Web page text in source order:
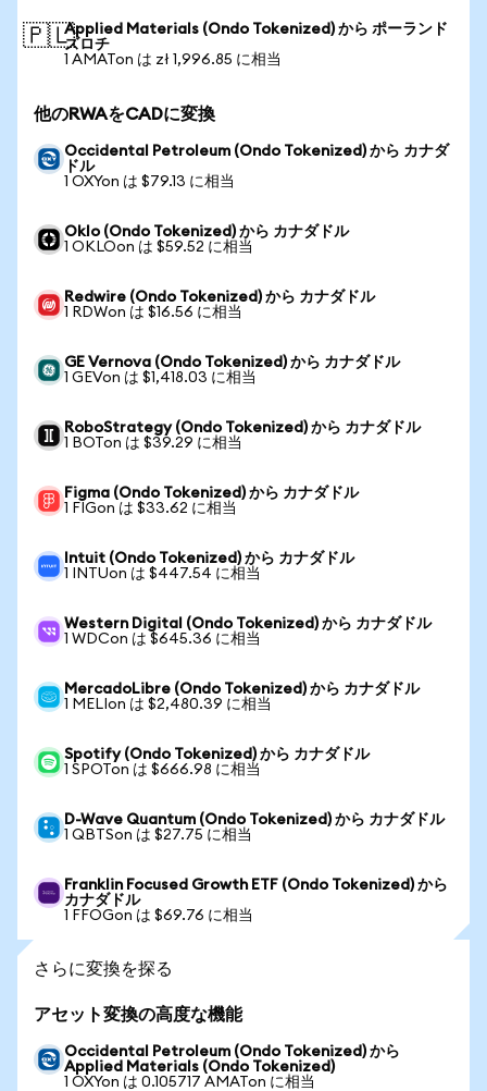
🇵🇱Applied Materials (Ondo Tokenized) から ポーランド
ズロチ
1 AMATon は zł 1,996.85 に相当
他のRWAをCADに変換
Occidental Petroleum (Ondo Tokenized) から カナダ
ドル
1 OXYon は $79.13 に相当
Oklo (Ondo Tokenized) から カナダドル
1 OKLOon は $59.52 に相当
Redwire (Ondo Tokenized) から カナダドル
1 RDWon は $16.56 に相当
GE Vernova (Ondo Tokenized) から カナダドル
1 GEVon は $1,418.03 に相当
RoboStrategy (Ondo Tokenized) から カナダドル
1 BOTon は $39.29 に相当
Figma (Ondo Tokenized) から カナダドル
1 FIGon は $33.62 に相当
Intuit (Ondo Tokenized) から カナダドル
1 INTUon は $447.54 に相当
Western Digital (Ondo Tokenized) から カナダドル
1 WDCon は $645.36 に相当
MercadoLibre (Ondo Tokenized) から カナダドル
1 MELIon は $2,480.39 に相当
Spotify (Ondo Tokenized) から カナダドル
1 SPOTon は $666.98 に相当
D-Wave Quantum (Ondo Tokenized) から カナダドル
1 QBTSon は $27.75 に相当
Franklin Focused Growth ETF (Ondo Tokenized) から
カナダドル
1 FFOGon は $69.76 に相当
さらに変換を探る
アセット変換の高度な機能
Occidental Petroleum (Ondo Tokenized) から
Applied Materials (Ondo Tokenized)
1 OXYon は 0.105717 AMATon に相当